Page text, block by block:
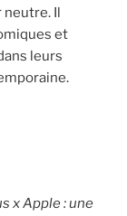
Il
et
leurs
x Apple : une